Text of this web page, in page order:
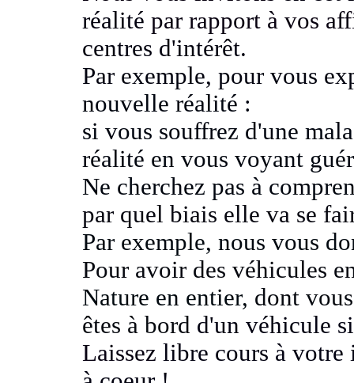
réalitépar rapport à vos
centres d'intérêt.
Par exemple, pour vous
nouvelle réalité :
si vous souffrez d'une
réalité en vous voyant
Ne cherchez pas à
par quel biais elle va se
Par exemple, nous vous
Pour avoir des véhicules
Nature en entier, dont
êtes à bord d'un véhicule
Laissezlibre cours à